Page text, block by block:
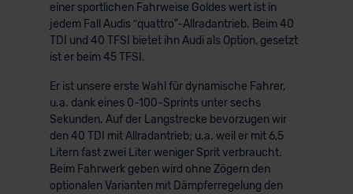
einer sportlichen Fahrweise Goldes wert ist in
jedem Fall Audis ʺquattro"-Allradantrieb. Beim 40
TDI und 40 TFSI bietet ihn Audi als Option, gesetzt
ist er beim 45 TFSI.
Er ist unsere erste Wahl für dynamische Fahrer,
u.a. dank eines 0-100-Sprints unter sechs
Sekunden. Auf der Langstrecke bevorzugen wir
den 40 TDI mit Allradantrieb; u.a. weil er mit 6,5
Litern fast zwei Liter weniger Sprit verbraucht.
Beim Fahrwerk geben wird ohne Zögern den
optionalen Varianten mit Dämpferregelung den